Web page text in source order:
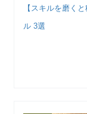
【スキルを磨く
ル 3選